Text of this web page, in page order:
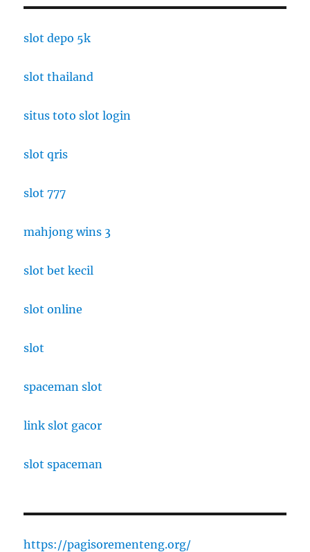
slot depo 5k
slot thailand
situs toto slot login
slot qris
slot 777
mahjong wins 3
slot bet kecil
slot online
slot
spaceman slot
link slot gacor
slot spaceman
https://pagisorementeng.org/